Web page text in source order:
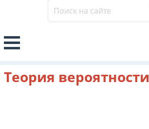
Теория вероятности